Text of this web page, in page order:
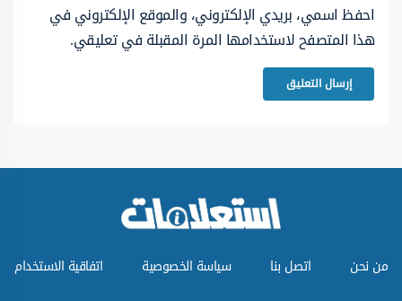
احفظ اسمي، بريدي الإلكتروني، والموقع الإلكتروني في
هذا المتصفح لاستخدامها المرة المقبلة في تعليقي.
من نحن اتصل بنا سياسة الخصوصية اتفاقية الاستخدام